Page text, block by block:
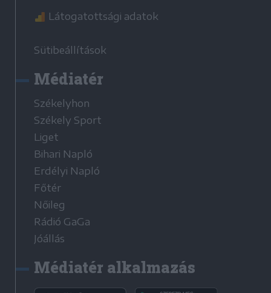
Látogatottsági adatok
Sütibeállítások
Médiatér
Székelyhon
Székely Sport
Liget
Bihari Napló
Erdélyi Napló
Főtér
Nőileg
Rádió GaGa
Jóállás
Médiatér alkalmazás